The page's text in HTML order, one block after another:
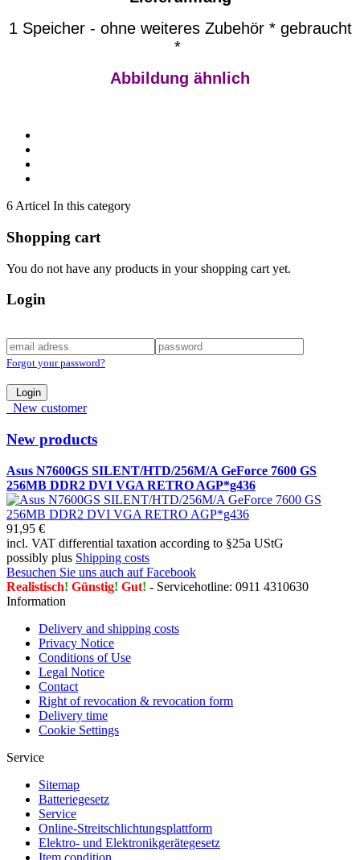
1 Speicher - ohne weiteres Zubehör * gebraucht
*
Abbildung ähnlich
6 Articel In this category
Shopping cart
You do not have any products in your shopping cart yet.
Login
Forgot your password?
Login
New customer
New products
Asus N7600GS SILENT/HTD/256M/A GeForce 7600 GS
256MB DDR2 DVI VGA RETRO AGP*g436
91,95 €
incl. VAT differential taxation according to §25a UStG
possibly plus Shipping costs
Besuchen Sie uns auch auf Facebook
Realistisch! Günstig! Gut! - Servicehotline: 0911 4310630
Information
Delivery and shipping costs
Privacy Notice
Conditions of Use
Legal Notice
Contact
Right of revocation & revocation form
Delivery time
Cookie Settings
Service
Sitemap
Batteriegesetz
Service
Online-Streitschlichtungsplattform
Elektro- und Elektronikgerätegesetz
Item condition